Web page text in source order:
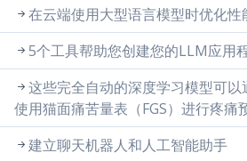
在云端使用大型语言模型时优化性
5个工具帮助您创建您的LLM应用
这些完全自动的深度学习模型可
使用猫面痛苦量表（FGS）进行疼痛
建立聊天机器人和人工智能助手